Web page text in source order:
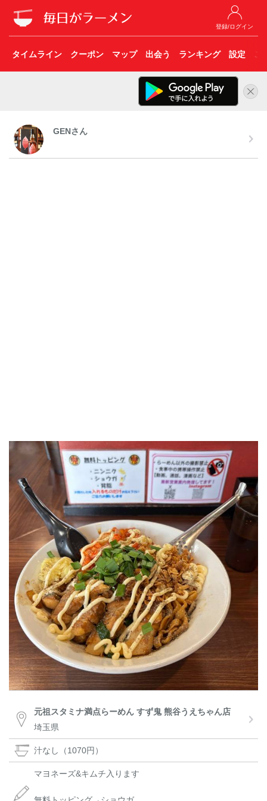
登録/ログイン
タイムライン クーポン マップ 出会う ランキング 設定 こ
GENさん
元祖スタミナ満点らーめん すず鬼 熊谷うえちゃん店
埼玉県
汁なし（1070円）
マヨネーズ&キムチ入ります